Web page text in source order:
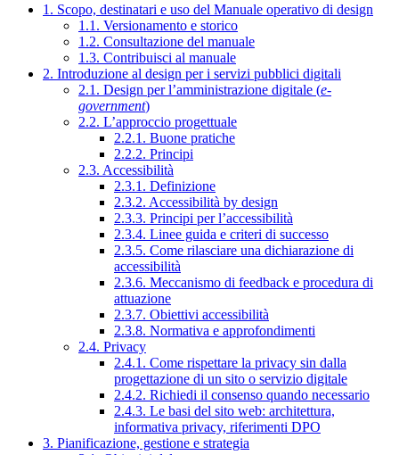
1. Scopo, destinatari e uso del Manuale operativo di design
1.1. Versionamento e storico
1.2. Consultazione del manuale
1.3. Contribuisci al manuale
2. Introduzione al design per i servizi pubblici digitali
2.1. Design per l’amministrazione digitale (e-
government)
2.2. L’approccio progettuale
2.2.1. Buone pratiche
2.2.2. Principi
2.3. Accessibilità
2.3.1. Definizione
2.3.2. Accessibilità by design
2.3.3. Principi per l’accessibilità
2.3.4. Linee guida e criteri di successo
2.3.5. Come rilasciare una dichiarazione di
accessibilità
2.3.6. Meccanismo di feedback e procedura di
attuazione
2.3.7. Obiettivi accessibilità
2.3.8. Normativa e approfondimenti
2.4. Privacy
2.4.1. Come rispettare la privacy sin dalla
progettazione di un sito o servizio digitale
2.4.2. Richiedi il consenso quando necessario
2.4.3. Le basi del sito web: architettura,
informativa privacy, riferimenti DPO
3. Pianificazione, gestione e strategia